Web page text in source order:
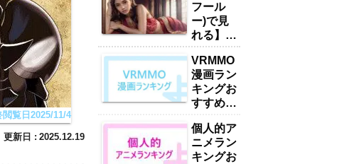
覧日2025/11/4
2025.12.19
フール
ー)で見
れる】お
すすめい
やん・ハ
ーレムア
ニメラン
キング
15選
「2025
年最新」
VRMMO
漫画ラン
キングお
すすめ
「2025
年最新」
個人的ア
ニメラン
キングお